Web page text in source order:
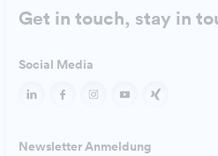
Get in touch, stay in
Social Media
Newsletter Anmeldung